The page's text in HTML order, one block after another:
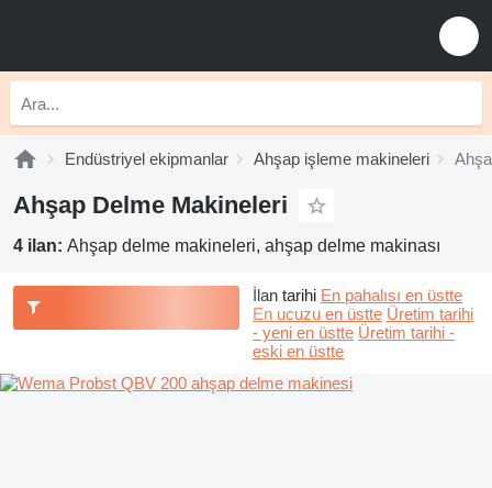
Endüstriyel ekipmanlar Ahşap işleme makineleri
Ahşap Delme Makineleri
4 ilan: Ahşap delme makineleri, ahşap delme makinası
İlan tarihi En pahalısı en üstte
En ucuzu en üstte Üretim tarihi
- yeni en üstte Üretim tarihi -
eski en üstte